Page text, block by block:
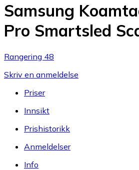
Samsung
Pro Smartsled
Rangering 48
Skriv en anmeldelse
Priser
Innsikt
Prishistorikk
Anmeldelser
Info